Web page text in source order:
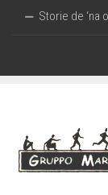
Storie de ‘na